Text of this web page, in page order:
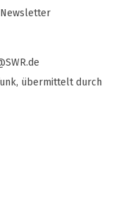
Newsletter
übermittelt durch